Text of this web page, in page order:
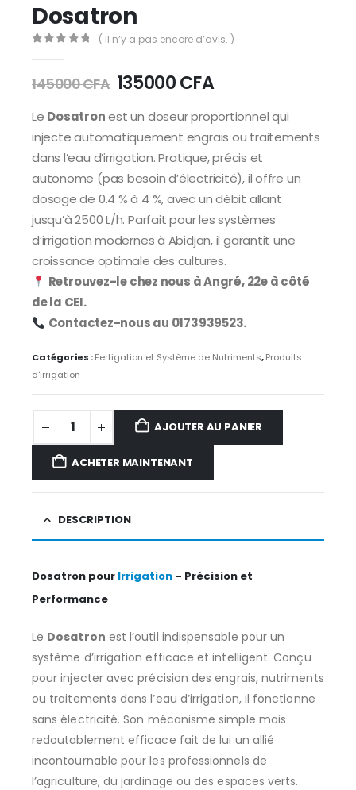
Dosatron
( Il n’y a pas encore d’avis. )
145000CFA 135000CFA
Le Dosatronest un doseur proportionnel qui
injecte automatiquement engrais ou traitements
dans l’eau d’irrigation. Pratique, précis et
autonome (pas besoin d’électricité), il offre un
dosage de 0.4 % à 4 %, avec un débit allant
jusqu’à 2500 L/h. Parfait pour les systèmes
d’irrigation modernes à Abidjan, il garantit une
croissance optimale des cultures.
Retrouvez-le chez nous à Angré, 22e à côté
de la CEI.
Contactez-nous au 0173939523.
Catégories :Fertigation et Système de Nutriments,Produits
d'irrigation
AJOUTER AU PANIER
ACHETER MAINTENANT
DESCRIPTION
Dosatron pour Irrigation – Précision et
Performance
Le Dosatron est l’outil indispensable pour un
système d’irrigation efficace et intelligent. Conçu
pour injecter avec précision des engrais, nutriments
ou traitements dans l’eau d’irrigation, il fonctionne
sans électricité. Son mécanisme simple mais
redoutablement efficace fait de lui un allié
incontournable pour les professionnels de
l’agriculture, du jardinage ou des espaces verts.